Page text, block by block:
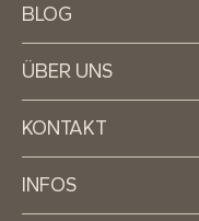
BLOG
ÜBER UNS
KONTAKT
INFOS